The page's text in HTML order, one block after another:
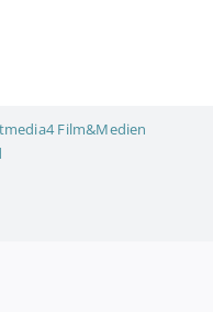
Film&Medien